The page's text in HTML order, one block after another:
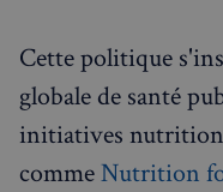
Cette politique
globale de santé
initiatives
commeNutrition